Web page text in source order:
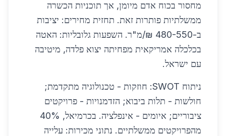
מחסור בכוח אדם מיומן, אך תוכניות הכשרה
ממשלתיות פותרות זאת. תחזית מחירים: יציבות
ב-480-550 ₪/מ"ר. השפעות גלובליות: האטה
בכלכלה אמריקאית מפחיתה יצוא פלדה, מיטיבה
עם ישראל.
ניתוח SWOT: חוזקות - טכנולוגיה מתקדמת;
חולשות - תלות ביבוא; הזדמנויות - פרויקטים
ציבוריים; איומים - אינפלציה. בכרמיאל, 40%
מהפרויקטים ממשלתיים. נתוני מכירות: עלייה